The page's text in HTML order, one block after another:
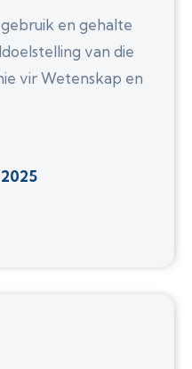
en gehalte
van die
vir Wetenskap en